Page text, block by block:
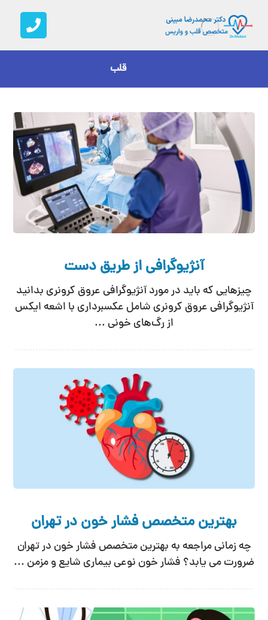
قلب
آنژیوگرافی از طریق دست
چیزهایی که باید در مورد آنژیوگرافی عروق کرونری بدانید
آنژیوگرافی عروق کرونری شامل عکسبرداری با اشعه ایکس
از رگ‌های خونی ...
بهترین متخصص فشار خون در تهران
چه زمانی مراجعه به بهترین متخصص فشار خون در تهران
ضرورت می یابد؟ فشار خون نوعی بیماری شایع و مزمن ...